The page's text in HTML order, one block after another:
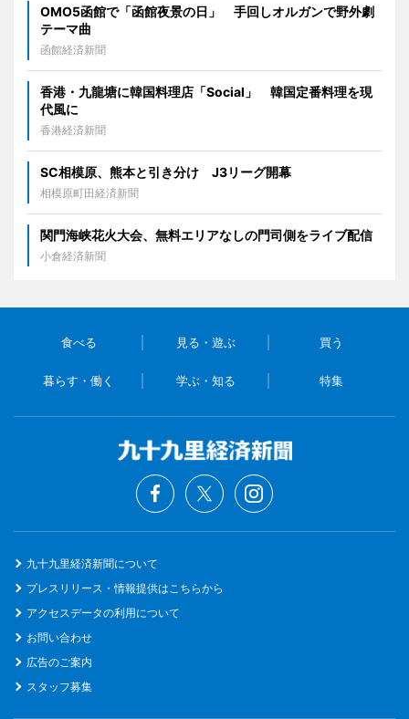
OMO5函館で「函館夜景の日」 手回しオルガンで野外劇
テーマ曲
函館経済新聞
香港・九龍塘に韓国料理店「Social」 韓国定番料理を現
代風に
香港経済新聞
SC相模原、熊本と引き分け J3リーグ開幕
相模原町田経済新聞
関門海峡花火大会、無料エリアなしの門司側をライブ配信
小倉経済新聞
食べる 見る・遊ぶ 買う
暮らす・働く 学ぶ・知る 特集
九十九里経済新聞について
プレスリリース・情報提供はこちらから
アクセスデータの利用について
お問い合わせ
広告のご案内
スタッフ募集